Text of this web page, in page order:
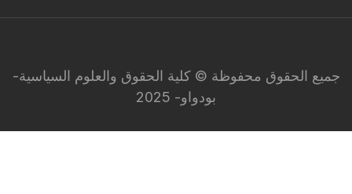
جميع الحقوق محفوظة © كلية الحقوق والعلوم السياسية-
بودواو- 2025